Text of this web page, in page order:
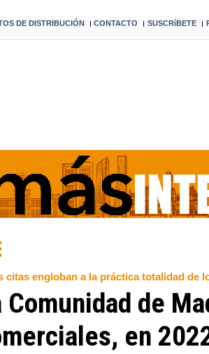
DE DISTRIBUCIÓN I CONTACTO I SUSCRíBETE I
citas engloban a la práctica totalidad de
Comunidad de
en